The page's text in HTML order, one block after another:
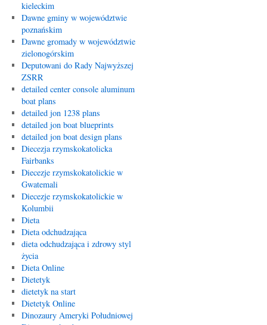
kieleckim
Dawne gminy w województwie
poznańskim
Dawne gromady w województwie
zielonogórskim
Deputowani do Rady Najwyższej
ZSRR
detailed center console aluminum
boat plans
detailed jon 1238 plans
detailed jon boat blueprints
detailed jon boat design plans
Diecezja rzymskokatolicka
Fairbanks
Diecezje rzymskokatolickie w
Gwatemali
Diecezje rzymskokatolickie w
Kolumbii
Dieta
Dieta odchudzająca
dieta odchudzająca i zdrowy styl
życia
Dieta Online
Dietetyk
dietetyk na start
Dietetyk Online
Dinozaury Ameryki Południowej